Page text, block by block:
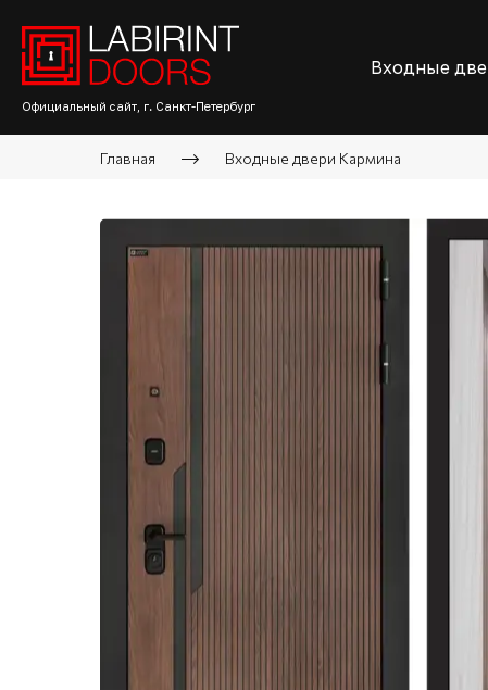
Официальный сайт, г. Санкт-Петербург
Входные
Главная Входные двери Кармина